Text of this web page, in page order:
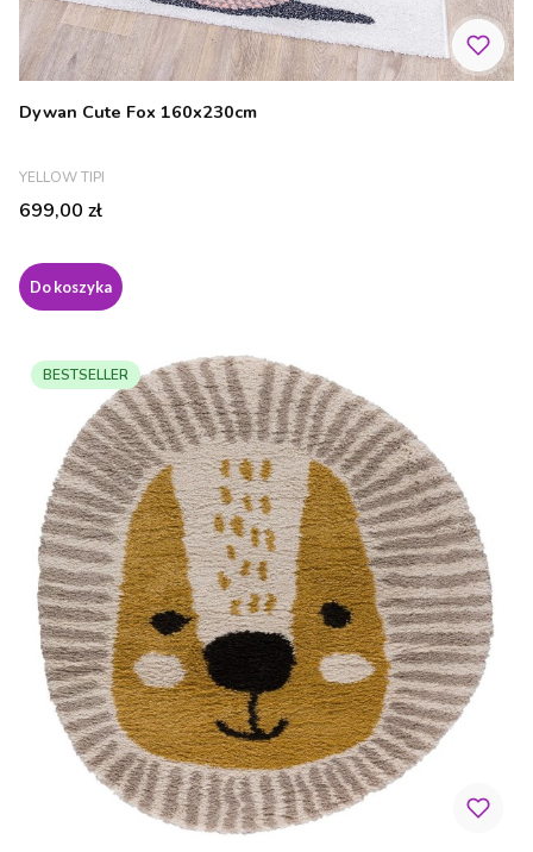
Dywan Cute Fox 160x230cm
PRODUCENT
YELLOW TIPI
Cena
699,00 zł
Do koszyka
BESTSELLER